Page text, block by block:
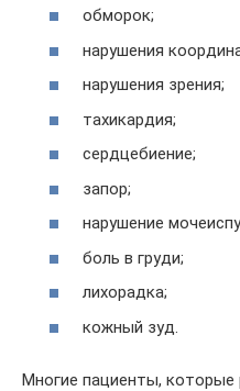
обморок;
нарушения
нарушения зрения;
тахикардия;
сердцебиение;
запор;
нарушение
боль в груди;
лихорадка;
кожный зуд.
Многие пациенты,